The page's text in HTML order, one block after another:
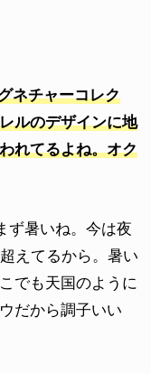
ネチャーコレク
ルのデザインに地
れてるよね。オク
暑いね。今は夜
えてるから。暑い
でも天国のように
だから調子いい